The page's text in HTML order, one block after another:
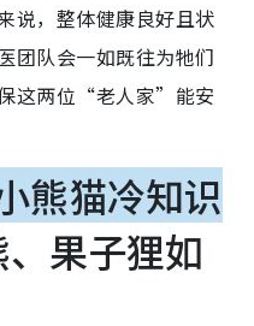
说，整体健康良好且状
团队会一如既往为牠们
这两位“老人家”能安
熊猫冷知识
果子狸如